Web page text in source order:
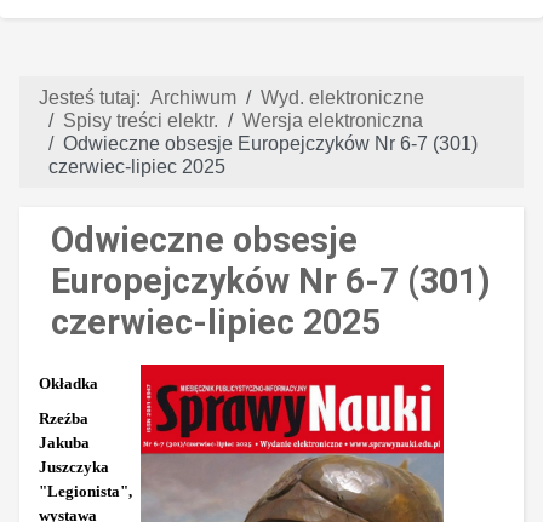
Jesteś tutaj: Archiwum
Wyd. elektroniczne
Spisy treści elektr.
Wersja elektroniczna
Odwieczne obsesje Europejczyków Nr 6-7 (301)
czerwiec-lipiec 2025
Odwieczne obsesje
Europejczyków Nr 6-7 (301)
czerwiec-lipiec 2025
Okładka
Rzeźba
Jakuba
Juszczyka
"Legionista",
wystawa